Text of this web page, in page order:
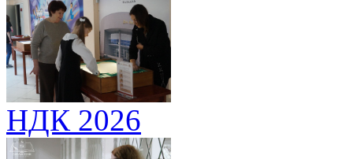
НДК 2026